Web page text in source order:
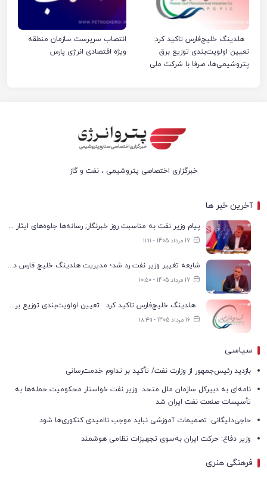
هلدینگ خلیج‌فارس تاکید کرد:
تعیین اولویت‌بندی توزیع برق
پتروشیمی‌ها، صرفا با شرکت ملی
انتصاب سرپرست سازمان منطقه
ویژه اقتصادی انرژی پارس
خبرگزاری اختصاصی پتروشیمی ، نفت و گاز
آخرین خبر ها
پیام وزیر نفت به مناسبت روز خبرنگار; رسانه‌ها جلوه‌های ایثار کارکنان صنعت نفت را منعکس کردند
17 مرداد 1405 - ۱۱:۱۱
شایعه تغییر وزیر نفت رد شد؛ مدیریت هلدینگ خلیج فارس در انتظار تعیین تکلیف
17 مرداد 1405 - ۱۰:۵۰
هلدینگ خلیج‌فارس تاکید کرد: تعیین اولویت‌بندی توزیع برق پتروشیمی‌ها، صرفا با شرکت ملی صنایع پتروشیمی ایران است
16 مرداد 1405 - ۱۸:۴۹
سیاسی
بازدید رئیس‌جمهور از وزارت نفت/ تأکید بر تداوم خدمت‌رسانی
نامه‌ای به دبیرکل سازمان ملل متحد: وزیر نفت خواستار محکومیت حمله‌ها به
تأسیسات صنعت نفت ایران شد
حاجی‌دلیگانی: تصمیمات آموزشی نباید موجب ناامیدی کنکوری‌ها شود
وزیر دفاع: حرکت ایران به‌سوی تجهیزات نظامی هوشمند
فرهنگی هنری